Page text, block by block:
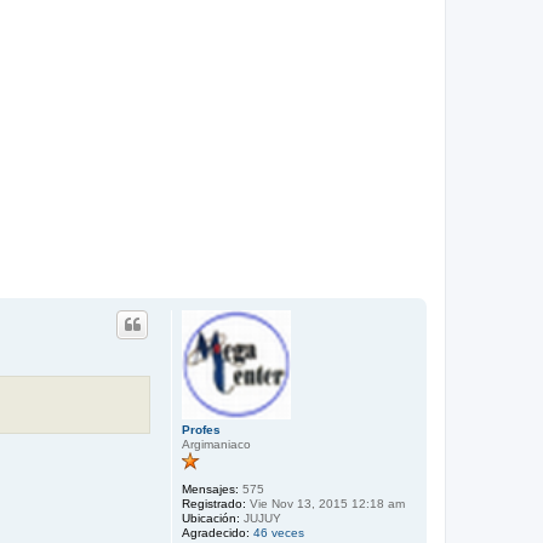
Profes
Argimaniaco
Mensajes: 575
Registrado: Vie Nov 13, 2015 12:18 am
Ubicación: JUJUY
Agradecido: 46 veces